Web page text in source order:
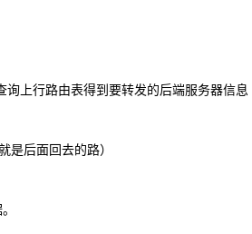
上行路由表得到要转发的后端服务器信息
后面回去的路）